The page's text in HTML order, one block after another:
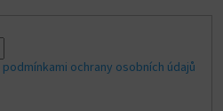
podmínkami ochrany osobních údajů